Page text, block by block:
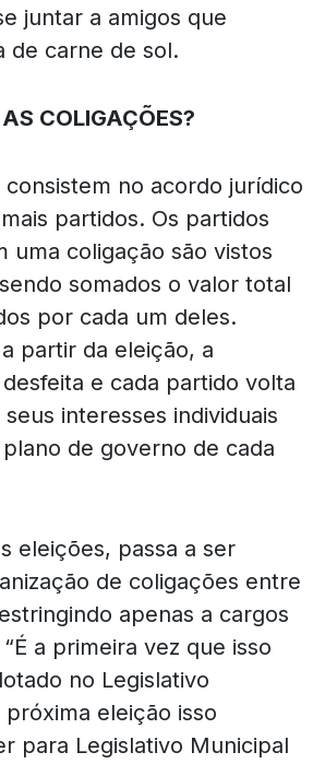
juntar a amigos que
de carne de sol.
COLIGAÇÕES?
consistem no acordo jurídico
partidos. Os partidos
uma coligação são vistos
somados o valor total
por cada um deles.
partir da eleição, a
e cada partido volta
interesses individuais
de governo de cada
eleições, passa a ser
de coligações entre
apenas a cargos
a primeira vez que isso
no Legislativo
eleição isso
para Legislativo Municipal